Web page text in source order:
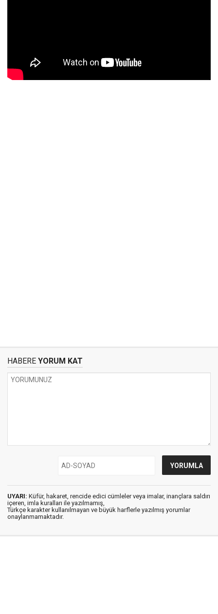
HABERE YORUM KAT
UYARI: Küfür, hakaret, rencide edici cümleler veya imalar, inançlara saldırı
içeren, imla kuralları ile yazılmamış,
Türkçe karakter kullanılmayan ve büyük harflerle yazılmış yorumlar
onaylanmamaktadır.